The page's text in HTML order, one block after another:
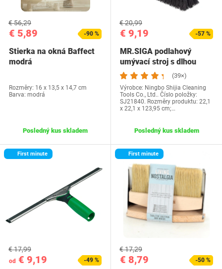
€ 5,89
€ 56,29
-90 %
Stierka na okná Baffect
modrá
Rozměry: 16 x 13,5 x 14,7 cm
Barva: modrá
Posledný kus skladem
€ 9,19
€ 20,99
-57 %
MR.SIGA podlahový
umývací stroj s dlhou
rukoväťou, 2 v 1…
(39×)
Výrobce: Ningbo Shijia Cleaning
Tools Co., Ltd.. Číslo položky:
SJ21840. Rozměry produktu: 22,1
x 22,1 x 123,95 cm;…
Posledný kus skladem
First minute
od € 9,19
€ 17,99
-49 %
First minute
€ 8,79
€ 17,29
-50 %